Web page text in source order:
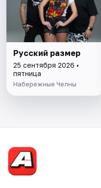
Русский размер
25 сентября 2026 •
пятница
Набережные Челны